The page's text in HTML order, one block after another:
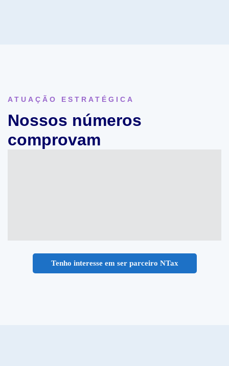
ATUAÇÃO ESTRATÉGICA
Nossos números
comprovam
Tenho interesse em ser parceiro NTax